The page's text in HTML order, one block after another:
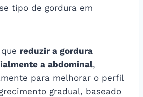
tipo de gordura em
reduzir a gordura
a abdominal,
para melhorar o perfil
gradual, baseado